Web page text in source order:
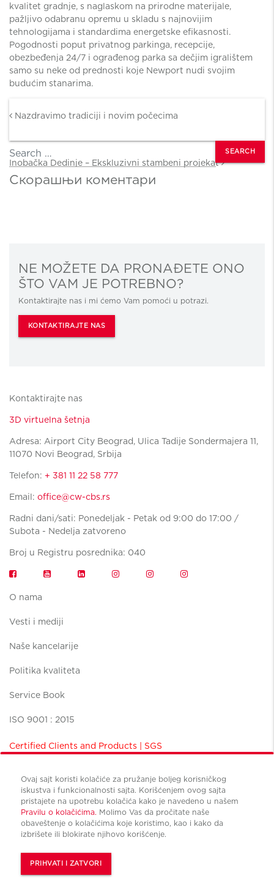
kvalitet gradnje, s naglaskom na prirodne materijale,
pažljivo odabranu opremu u skladu s najnovijim
tehnologijama i standardima energetske efikasnosti.
Pogodnosti poput privatnog parkinga, recepcije,
obezbeđenja 24/7 i ograđenog parka sa dečjim igralištem
samo su neke od prednosti koje Newport nudi svojim
budućim stanarima.
Nazdravimo tradiciji i novim počecima
Inobačka Dedinje – Ekskluzivni stambeni projekat
Search
Скорашњи коментари
Ovaj sajt koristi kolačiće za pružanje boljeg korisničkog
iskustva i funkcionalnosti sajta. Korišćenjem ovog sajta
pristajete na upotrebu kolačića kako je navedeno u našem
Pravilu o kolačićima. Molimo Vas da pročitate naše
obaveštenje o kolačićima koje koristimo, kao i kako da
izbrišete ili blokirate njihovo korišćenje.
PRIHVATI I ZATVORI
NE MOŽETE DA PRONAĐETE ONO
ŠTO VAM JE POTREBNO?
Kontaktirajte nas i mi ćemo Vam pomoći u potrazi.
KONTAKTIRAJTE NAS
Kontaktirajte nas
3D virtuelna šetnja
Adresa: Airport City Beograd, Ulica Tadije Sondermajera 11,
11070 Novi Beograd, Srbija
Telefon: + 381 11 22 58 777
Email: office@cw-cbs.rs
Radni dani/sati: Ponedeljak - Petak od 9:00 do 17:00 /
Subota - Nedelja zatvoreno
Broj u Registru posrednika: 040
O nama
Vesti i mediji
Naše kancelarije
Politika kvaliteta
Service Book
ISO 9001 : 2015
Certified Clients and Products | SGS
Uslovi korišćenja
Politika privatnosti
Upravljanje kolačićima
© Copyright Cushman & Wakefield CBS international 2022.